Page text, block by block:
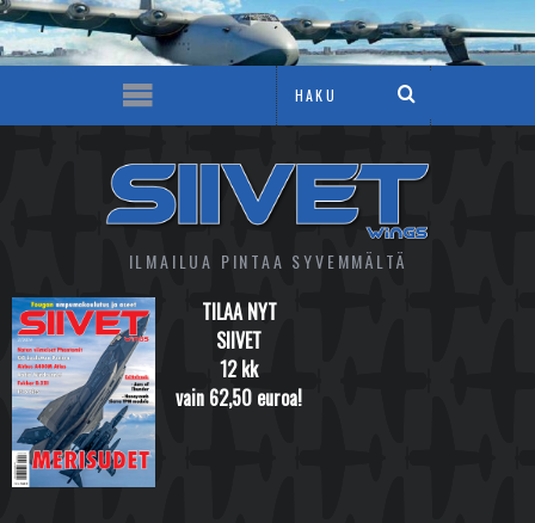
ILMAILUA PINTAA SYVEMMÄLTÄ
TILAA NYT
SIIVET
12 kk
vain 62,50 euroa!